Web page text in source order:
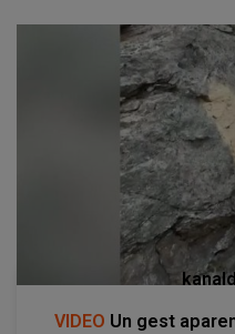
VIDEO Un gest